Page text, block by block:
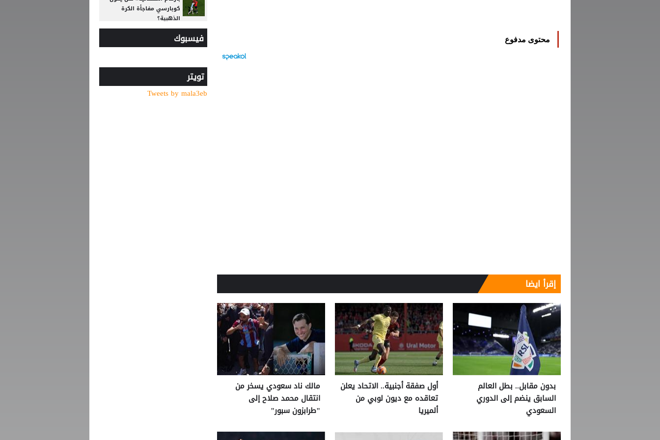
محتوى مدفوع
إقرأ ايضا
بدون مقابل.. بطل العالم
السابق ينضم إلى الدوري
السعودي
أول صفقة أجنبية.. الاتحاد يعلن
تعاقده مع ديون لوبي من
ألميريا
مالك ناد سعودي يسخر من
انتقال محمد صلاح إلى
"طرابزون سبور"
كوبارسي مفاجأة الكرة
الذهبية؟
6 أسئلة محورية تنتظر بادو
الزاكي مع منتخب الأردنفيسبوك
تويتر
Tweets by mala3eb